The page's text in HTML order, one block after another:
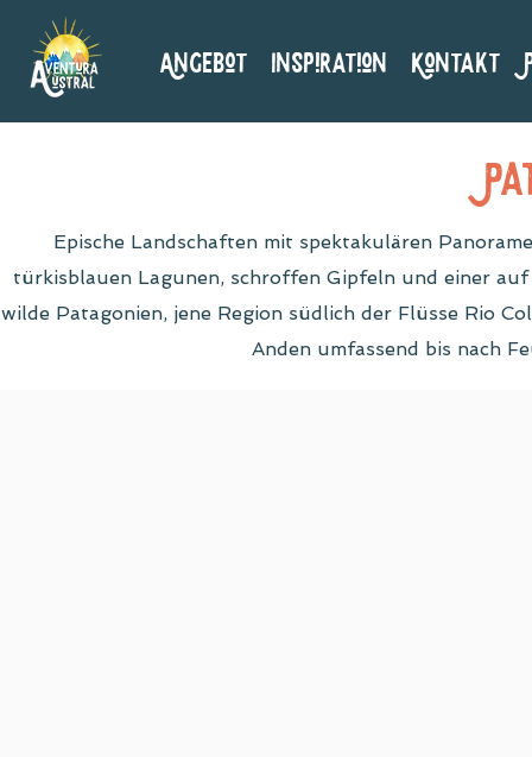
Angebot Inspiration Kontakt
Epische Landschaften mit spektakulären
türkisblauen Lagunen, schroffen Gipfeln und einer
wilde Patagonien, jene Region südlich der Flüsse Rio
Anden umfassend bis nach